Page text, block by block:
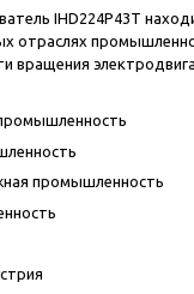
IHD224P43T
отраслях
вращения
промышленность